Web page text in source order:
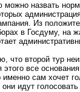
назвать
Из
в Госдуму, на
что второй тур
этого все
сам хочет
они идут